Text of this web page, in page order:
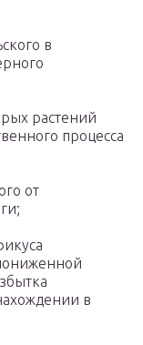
в
растений
процесса
от
в